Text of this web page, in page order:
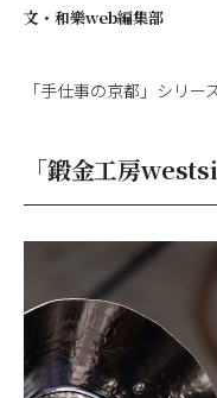
文・ 和樂web編集部
「手仕事の京都」シリー
「鍛金工房